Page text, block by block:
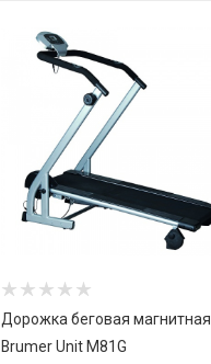
Дорожка беговая магнитная
Brumer Unit M81G